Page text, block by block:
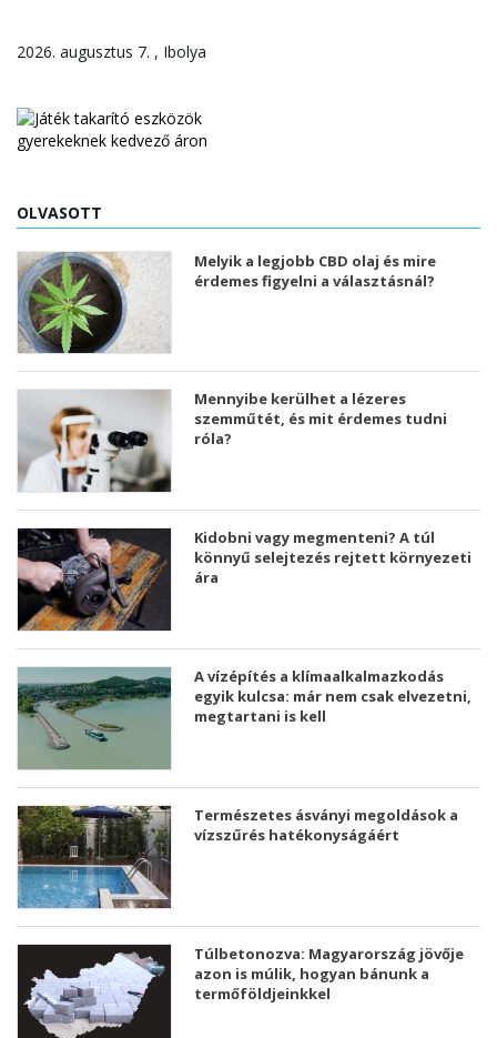
2026. augusztus 7. , Ibolya
OLVASOTT
Melyik a legjobb CBD olaj és mire
érdemes figyelni a választásnál?
Mennyibe kerülhet a lézeres
szemműtét, és mit érdemes tudni
róla?
Kidobni vagy megmenteni? A túl
könnyű selejtezés rejtett környezeti
ára
A vízépítés a klímaalkalmazkodás
egyik kulcsa: már nem csak elvezetni,
megtartani is kell
Természetes ásványi megoldások a
vízszűrés hatékonyságáért
Túlbetonozva: Magyarország jövője
azon is múlik, hogyan bánunk a
termőföldjeinkkel